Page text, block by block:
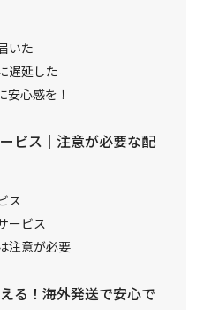
いた
遅延した
安心感を！
ビス｜注意が必要な配
ス
ービス
注意が必要
る！海外発送で安心で